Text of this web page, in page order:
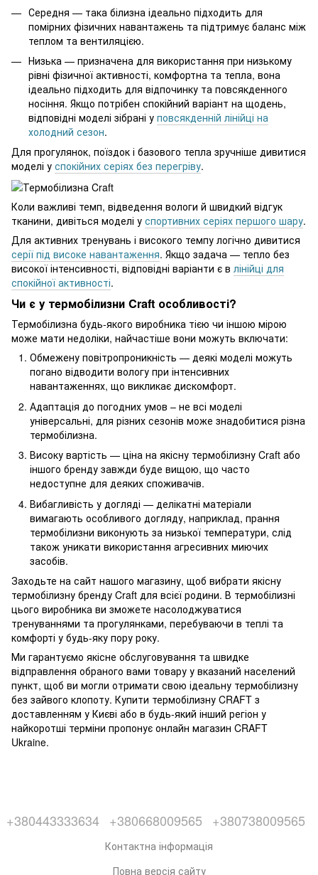
Середня — така білизна ідеально підходить для
помірних фізичних навантажень та підтримує баланс між
теплом та вентиляцією.
Низька — призначена для використання при низькому
рівні фізичної активності, комфортна та тепла, вона
ідеально підходить для відпочинку та повсякденного
носіння. Якщо потрібен спокійний варіант на щодень,
відповідні моделі зібрані у повсякденній лінійці на
холодний сезон.
Для прогулянок, поїздок і базового тепла зручніше дивитися
моделі у спокійних серіях без перегріву.
Коли важливі темп, відведення вологи й швидкий відгук
тканини, дивіться моделі у спортивних серіях першого шару.
Для активних тренувань і високого темпу логічно дивитися
серії під високе навантаження. Якщо задача — тепло без
високої інтенсивності, відповідні варіанти є в лінійці для
спокійної активності.
Чи є у термобілизни Craft особливості?
Термобілизна будь-якого виробника тією чи іншою мірою
може мати недоліки, найчастіше вони можуть включати:
Обмежену повітропроникність — деякі моделі можуть
погано відводити вологу при інтенсивних
навантаженнях, що викликає дискомфорт.
Адаптація до погодних умов – не всі моделі
універсальні, для різних сезонів може знадобитися різна
термобілизна.
Високу вартість — ціна на якісну термобілизну Craft або
іншого бренду завжди буде вищою, що часто
недоступне для деяких споживачів.
Вибагливість у догляді — делікатні матеріали
вимагають особливого догляду, наприклад, прання
термобілизни виконують за низької температури, слід
також уникати використання агресивних миючих
засобів.
Заходьте на сайт нашого магазину, щоб вибрати якісну
термобілизну бренду Craft для всієї родини. В термобілизні
цього виробника ви зможете насолоджуватися
тренуваннями та прогулянками, перебуваючи в теплі та
комфорті у будь-яку пору року.
Ми гарантуємо якісне обслуговування та швидке
відправлення обраного вами товару у вказаний населений
пункт, щоб ви могли отримати свою ідеальну термобілизну
без зайвого клопоту. Купити термобілизну CRAFT з
доставленням у Києві або в будь-який інший регіон у
найкоротші терміни пропонує онлайн магазин CRAFT
Ukraine.
+380443333634 +380668009565 +380738009565
Контактна інформація
Повна версія сайту